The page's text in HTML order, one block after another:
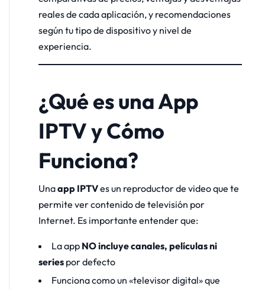
reales de cada aplicación, y recomendaciones
según tu tipo de dispositivo y nivel de
experiencia.
¿Qué es una App
IPTV y Cómo
Funciona?
Unaapp IPTVes un reproductor de video que te
permite ver contenido de televisión por
Internet. Es importante entender que:
La app NO incluye canales, películas ni
series por defecto
Funciona como un «televisor digital» que